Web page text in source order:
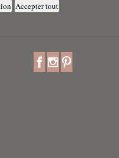
Accepter tout